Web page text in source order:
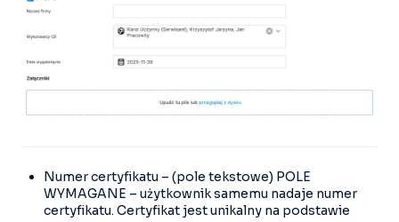
Numer certyfikatu – (pole tekstowe) POLE
WYMAGANE – użytkownik samemu nadaje numer
certyfikatu. Certyfikat jest unikalny na podstawie